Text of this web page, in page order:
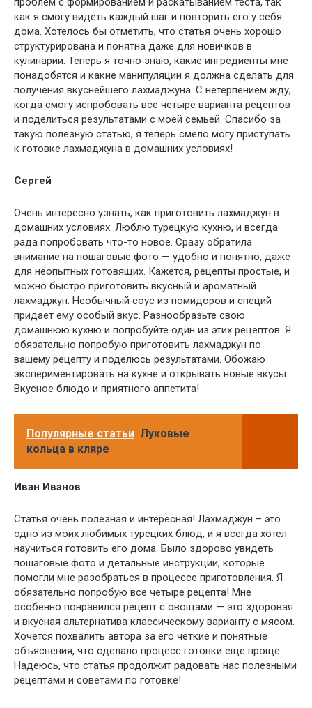
как я смогу видеть каждый шаг и повторить его у себя
дома. Хотелось бы отметить, что статья очень хорошо
структурирована и понятна даже для новичков в
кулинарии. Теперь я точно знаю, какие ингредиенты мне
понадобятся и какие манипуляции я должна сделать для
получения вкуснейшего лахмаджуна. С нетерпением жду,
когда смогу испробовать все четыре варианта рецептов
и поделиться результатами с моей семьей. Спасибо за
такую полезную статью, я теперь смело могу приступать
к готовке лахмаджуна в домашних условиях!
Сергей
Очень интересно узнать, как приготовить лахмаджун в
домашних условиях. Люблю турецкую кухню, и всегда
рада попробовать что-то новое. Сразу обратила
внимание на пошаговые фото — удобно и понятно, даже
для неопытных готовящих. Кажется, рецепты простые, и
можно быстро приготовить вкусный и ароматный
лахмаджун. Необычный соус из помидоров и специй
придает ему особый вкус. Разнообразьте свою
домашнюю кухню и попробуйте один из этих рецептов. Я
обязательно попробую приготовить лахмаджун по
вашему рецепту и поделюсь результатами. Обожаю
экспериментировать на кухне и открывать новые вкусы.
Вкусное блюдо и приятного аппетита!
Популярные статьи Луковые
кольца в кляре
Иван Иванов
Статья очень полезная и интересная! Лахмаджун – это
одно из моих любимых турецких блюд, и я всегда хотел
научиться готовить его дома. Было здорово увидеть
пошаговые фото и детальные инструкции, которые
помогли мне разобраться в процессе приготовления. Я
обязательно попробую все четыре рецепта! Мне
особенно понравился рецепт с овощами — это здоровая
и вкусная альтернатива классическому варианту с мясом.
Хочется похвалить автора за его четкие и понятные
объяснения, что сделало процесс готовки еще проще.
Надеюсь, что статья продолжит радовать нас полезными
рецептами и советами по готовке!